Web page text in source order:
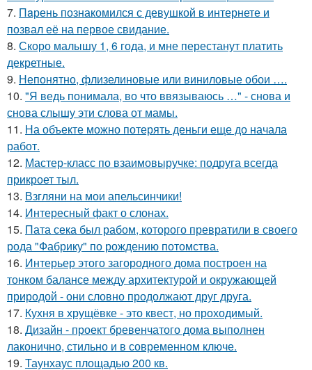
7. Пaрень познакомился с девушкой в интернете и
позвал её на первое свидание.
8. Скоро малышу 1, 6 года, и мне перестанут платить
декретные.
9. Непонятно, флизелиновые или виниловые обои ….
10. "Я ведь понимала, во что ввязываюсь …" - снова и
снова слышу эти слова от мамы.
11. На объекте можно потерять деньги еще до начала
работ.
12. Мастер-класс по взаимовыручке: подруга всегда
прикроет тыл.
13. Взгляни на мои апельсинчики!
14. Интересный факт о слонах.
15. Пата сека был рабом, которого превратили в своего
рода "Фабрику" по рождению потомства.
16. Интерьер этого загородного дома построен на
тонком балансе между архитектурой и окружающей
природой - они словно продолжают друг друга.
17. Кухня в хрущёвке - это квест, но проходимый.
18. Дизайн - проект бревенчатого дома выполнен
лаконично, стильно и в современном ключе.
19. Таунхаус площадью 200 кв.